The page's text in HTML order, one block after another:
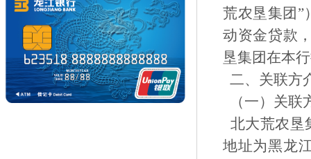
荒农垦集团”
动资金贷款
垦集团在本
二、关联方
（一）关联
北大荒农垦
地址为黑龙